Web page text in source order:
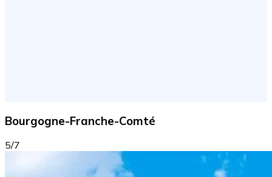
Bourgogne-Franche-Comté
5/7